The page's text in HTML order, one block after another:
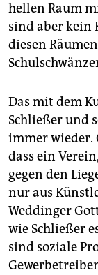
verlag
verlag
shop
fragen & hilfe
unterstützen
abo
genossenschaft
epaper login
hellen Raum
sind aber kein
diesen
Das mit dem
Schließer und
immer wieder.
dass ein
gegen den
nur aus
Weddinger
wie Schließer
sind soziale